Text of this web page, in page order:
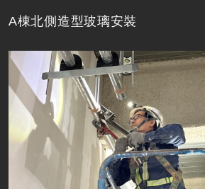
A棟北側造型玻璃安裝